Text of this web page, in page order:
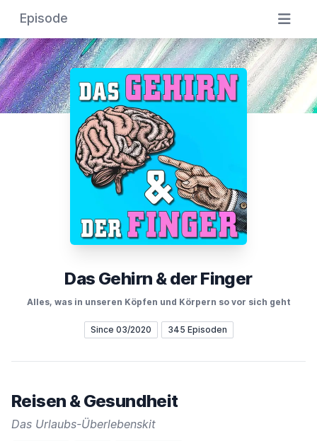
Episode
Das Gehirn & der Finger
Alles, was in unseren Köpfen und Körpern so vor sich geht
Since 03/2020 345 Episoden
Reisen & Gesundheit
Das Urlaubs-Überlebenskit